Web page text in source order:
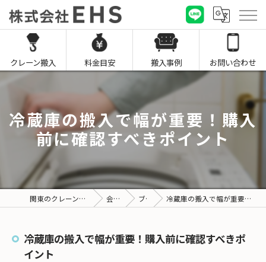
クレーン搬入 料金目安 搬入事例 お問い合わせ
冷蔵庫の搬入で幅が重要！購入
前に確認すべきポイント
関東のクレーン搬入なら株式会社EHS 会社概要 ブログ 冷蔵庫の搬入で幅が重要！購入前に確認すべきポイント
冷蔵庫の搬入で幅が重要！購入前に確認すべきポ
イント